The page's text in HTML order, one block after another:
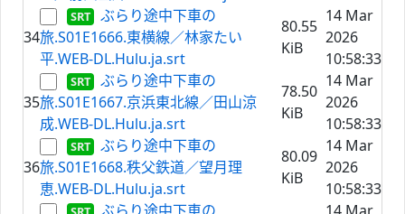
34
ぶらり途中下車の
旅.S01E1666.東横線／林家たい
平.WEB-DL.Hulu.ja.srt
80.55
KiB
14 Mar
2026
10:58:33
35
ぶらり途中下車の
旅.S01E1667.京浜東北線／田山涼
成.WEB-DL.Hulu.ja.srt
78.50
KiB
14 Mar
2026
10:58:33
36
ぶらり途中下車の
旅.S01E1668.秩父鉄道／望月理
恵.WEB-DL.Hulu.ja.srt
80.09
KiB
14 Mar
2026
10:58:33